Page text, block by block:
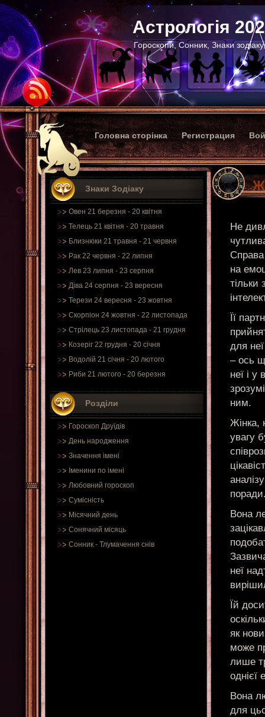
Астрологія
Гороскопи, Сонник, Знаки
Головна сторінка Регистрация
Знаки Зодіаку
Овен 21 березня - 20 квітня
Телець 21 квітня - 20 травня
Близнюки 21 травня - 21 червня
Рак 22 червня - 22 липня
Лев 23 липня - 23 серпня
Діва 24 серпня - 23 вересня
Терези 24 вересня - 23 жовтня
Скорпіон 24 жовтня - 22 листопада
Стрілець 23 листопада - 21 грудня
Козеріг 22 грудня - 20 січня
Водолій 21 січня - 20 лютого
Риби 21 лютого - 20 березня
Розділи
Гороскоп Друїдів
День народження
Значення імені
Іменини по імені
Любовний гороскоп
Сумісність
Місячний день
Сонячний місяць
Сонник - Тлумачення снів
Не
на
тільки
Її
для
– ось
неї і у
ним.
Жінка,
увагу
Вона
неї
Їй
як
може
лише
однієї
Вона
для